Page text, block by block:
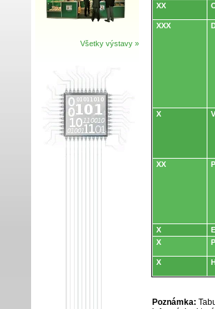
Všetky výstavy »
XX
XXX
X
XX
X
X
X
Poznámka: